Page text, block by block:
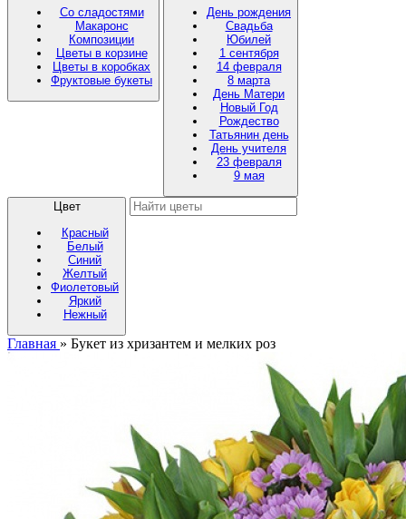
Со сладостями
Макаронс
Композиции
Цветы в корзине
Цветы в коробках
Фруктовые букеты
День рождения
Свадьба
Юбилей
1 сентября
14 февраля
8 марта
День Матери
Новый Год
Рождество
Татьянин день
День учителя
23 февраля
9 мая
Цвет
Красный
Белый
Синий
Желтый
Фиолетовый
Яркий
Нежный
Главная » Букет из хризантем и мелких роз